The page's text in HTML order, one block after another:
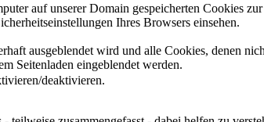
auf unserer Domain gespeicherten Cookies
Ihres Browsers einsehen.
ausgeblendet wird und alle Cookies, denen
Seitenladen eingeblendet werden.
deaktivieren.